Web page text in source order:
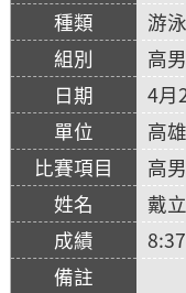
游泳
高
4月
高
高
戴